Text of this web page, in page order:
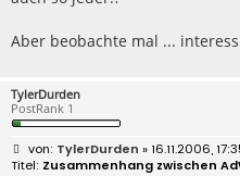
Aber beobachte mal ...
TylerDurden
PostRank 1
B
e
TylerDurden » 16.11.2006,
Zusammenhang zwischen